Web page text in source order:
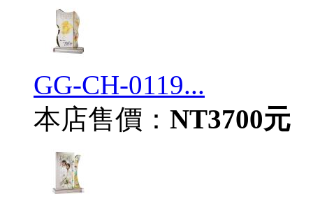
GG-CH-0119...
本店售價： NT3700元